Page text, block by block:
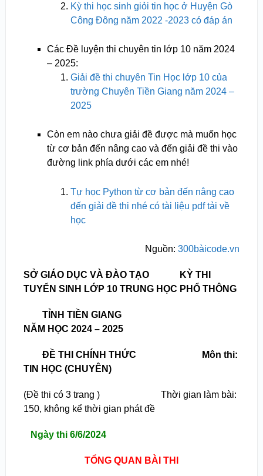
Kỳ thi học sinh giỏi tin học ở Huyện Gò
Công Đông năm 2022 -2023 có đáp án
Các Đề luyện thi chuyên tin lớp 10 năm 2024
– 2025:
Giải đề thi chuyên Tin Học lớp 10 của
trường Chuyên Tiền Giang năm 2024 –
2025
Còn em nào chưa giải đề được mà muốn học
từ cơ bản đến nâng cao và đến giải đề thi vào
đường link phía dưới các em nhé!
Tự học Python từ cơ bản đến nâng cao
đến giải đề thi nhé có tài liệu pdf tải về
học
Nguồn:300bàicode.vn
SỞ GIÁO DỤC VÀ ĐÀO TẠO KỲ THI
TUYỂN SINH LỚP 10 TRUNG HỌC PHỔ THÔNG
TỈNH TIỀN GIANG
NĂM HỌC 2024 – 2025
ĐỀ THI CHÍNH THỨC Môn thi:
TIN HỌC (CHUYÊN)
(Đề thi có 3 trang ) Thời gian làm bài:
150, không kể thời gian phát đề
Ngày thi 6/6/2024
TỔNG QUAN BÀI THI